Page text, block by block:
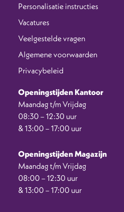
Personalisatie instructies
Vacatures
Veelgestelde vragen
Algemene voorwaarden
Privacybeleid
Openingstijden Kantoor
Maandag t/m Vrijdag
08:30 – 12:30 uur
& 13:00 – 17:00 uur
Openingstijden Magazijn
Maandag t/m Vrijdag
08:00 – 12:30 uur
& 13:00 – 17:00 uur